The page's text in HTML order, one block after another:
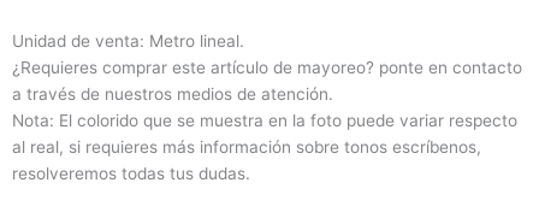
Unidad de venta: Metro lineal.
¿Requieres comprar este artículo de mayoreo? ponte en contacto
a través de nuestros medios de atención.
Nota: El colorido que se muestra en la foto puede variar respecto
al real, si requieres más información sobre tonos escríbenos,
resolveremos todas tus dudas.